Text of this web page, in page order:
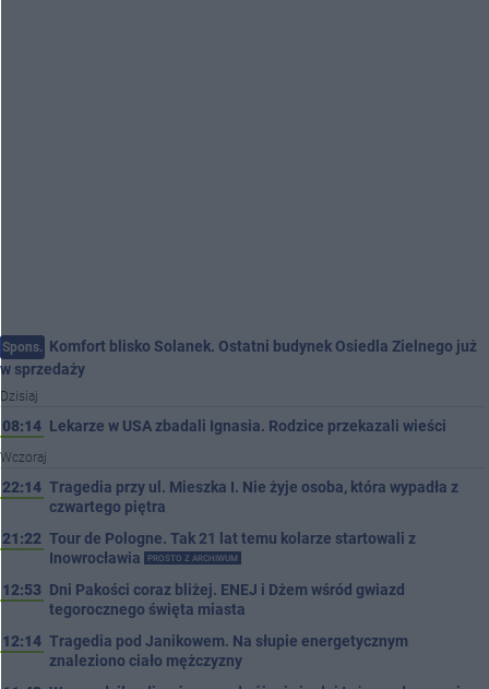
Spons. Komfort blisko Solanek. Ostatni budynek Osiedla Zielnego już
w sprzedaży
Dzisiaj
08:14 Lekarze w USA zbadali Ignasia. Rodzice przekazali wieści
Wczoraj
22:14 Tragedia przy ul. Mieszka I. Nie żyje osoba, która wypadła z
czwartego piętra
21:22 Tour de Pologne. Tak 21 lat temu kolarze startowali z
Inowrocławia
PROSTO Z ARCHIWUM
12:53 Dni Pakości coraz bliżej. ENEJ i Dżem wśród gwiazd
tegorocznego święta miasta
12:14 Tragedia pod Janikowem. Na słupie energetycznym
znaleziono ciało mężczyzny